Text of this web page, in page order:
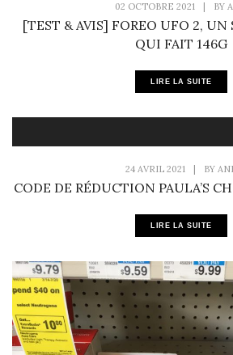
02 OCTOBRE 2021 BY
[TEST & AVIS] FOREO UFO 2, UN
QUI FAIT 146G
LIRE LA SUITE
24 AVRIL 2021 BY
CODE DE RÉDUCTION PAULA’S
LIRE LA SUITE